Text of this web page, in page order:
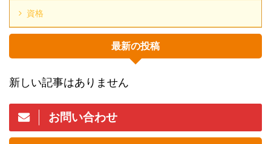
資格
最新の投稿
新しい記事はありません
お問い合わせ